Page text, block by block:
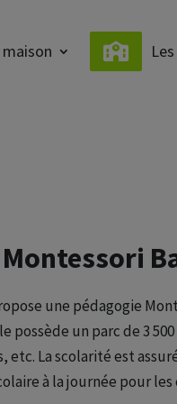
maison
Montessori
une pédagogie
possède un parc de 3
La scolarité est
à la journée pour